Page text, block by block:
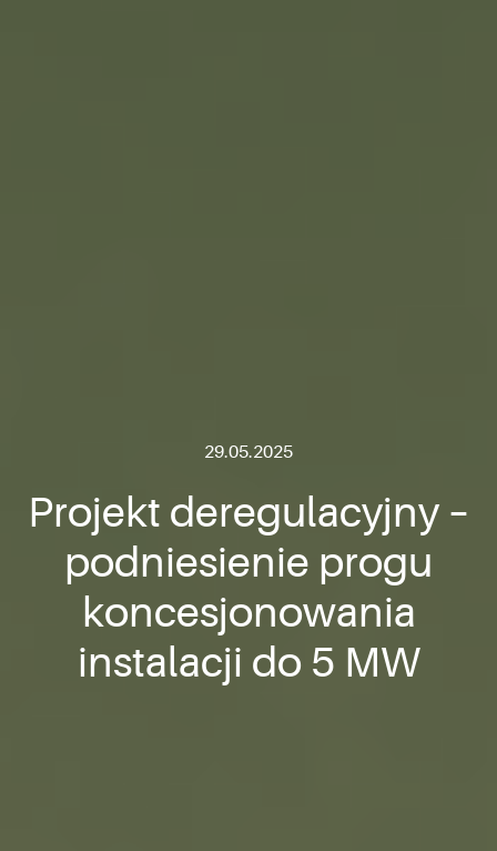
29.05.2025
Projekt deregulacyjny –
podniesienie progu
koncesjonowania
instalacji do 5 MW